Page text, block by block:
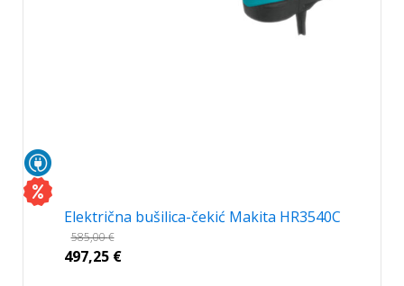
Električna bušilica-čekić Makita HR3540C
585,00€
497,25 €